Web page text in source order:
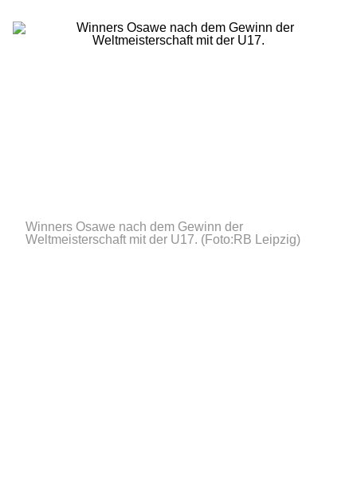
Winners Osawe nach dem Gewinn der
Weltmeisterschaft mit der U17. (Foto:RB Leipzig)